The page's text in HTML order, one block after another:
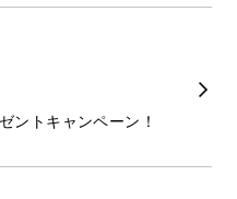
ントキャンペーン！